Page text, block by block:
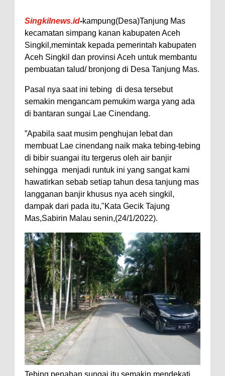
Singkilnews.id-kampung(Desa)Tanjung Mas
kecamatan simpang kanan kabupaten Aceh
Singkil,memintak kepada pemerintah kabupaten
Aceh Singkil dan provinsi Aceh untuk membantu
pembuatan talud/ bronjong di Desa Tanjung Mas.
Pasal nya saat ini tebing di desa tersebut
semakin mengancam pemukim warga yang ada
di bantaran sungai Lae Cinendang.
”Apabila saat musim penghujan lebat dan
membuat Lae cinendang naik maka tebing-tebing
di bibir suangai itu tergerus oleh air banjir
sehingga menjadi runtuk ini yang sangat kami
hawatirkan sebab setiap tahun desa tanjung mas
langganan banjir khusus nya aceh singkil,
dampak dari pada itu,"Kata Gecik Tajung
Mas,Sabirin Malau senin,(24/1/2022).
Tebing penahan sungai itu semakin mendekati